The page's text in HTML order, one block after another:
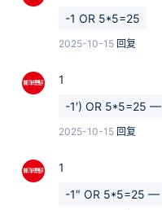
-1 OR 5*5=25
2025-10-15 回复
1
-1′) OR 5*5=25 —
2025-10-15 回复
1
-1″ OR 5*5=25 —